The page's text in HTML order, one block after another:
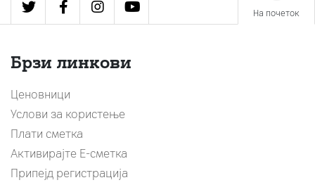
На почеток
Брзи линкови
Ценовници
Услови за користење
Плати сметка
Активирајте Е-сметка
Припејд регистрација